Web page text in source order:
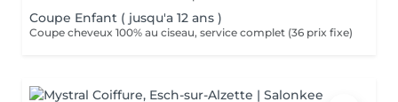
Coupe Enfant ( jusqu'a 12 ans )
Coupe cheveux 100% au ciseau, service complet (36 prix fixe)